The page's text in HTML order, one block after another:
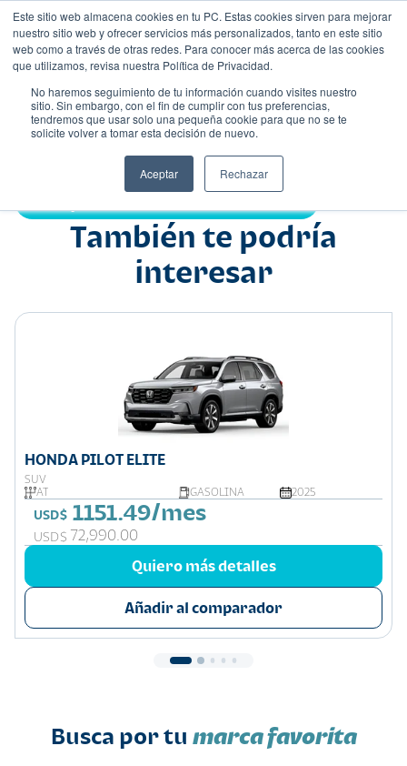
Este sitio web almacena cookies en tu PC. Estas cookies sirven para mejorar
nuestro sitio web y ofrecer servicios más personalizados, tanto en este sitio
web como a través de otras redes. Para conocer más acerca de las cookies
que utilizamos, revisa nuestra Política de Privacidad.
No haremos seguimiento de tu información cuando visites nuestro
sitio. Sin embargo, con el fin de cumplir con tus preferencias,
tendremos que usar solo una pequeña cookie para que no se te
solicite volver a tomar esta decisión de nuevo.
Aceptar Rechazar
Nombre
También te podría
interesar
HONDA PILOT ELITE
SUV
AT
GASOLINA 2025
USD$ 1151.49/mes
USD$ 72,990.00
Quiero más detalles
Añadir al comparador
Busca por tu marca favorita